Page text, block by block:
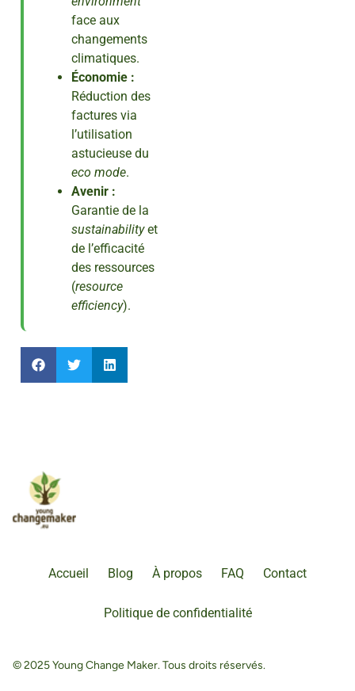
face aux
changements
climatiques.
Économie :
Réduction des
factures via
l’utilisation
astucieuse du
eco mode.
Avenir :
Garantie de la
sustainabilityet
de l’efficacité
des ressources
(resource
efficiency).
Accueil Blog À propos FAQ Contact
Politique de confidentialité
© 2025 Young Change Maker. Tous droits réservés.